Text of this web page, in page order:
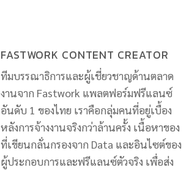
FASTWORK CONTENT CREATOR
ทีมบรรณาธิการและผู้เชี่ยวชาญด้านตลาด
งานจาก Fastwork แพลตฟอร์มฟรีแลนซ์
อันดับ 1 ของไทย เราคือกลุ่มคนที่อยู่เบื้อง
หลังการจ้างงานจริงกว่าล้านครั้ง เนื้อหาของ
ที่เขียนกลั่นกรองจาก Data และอินไซต์ของ
ผู้ประกอบการและฟรีแลนซ์ตัวจริง เพื่อส่ง